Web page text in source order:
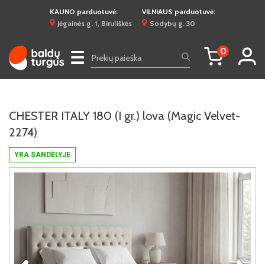
KAUNO parduotuvė:
Jėgainės g. 1, Biruliškės
VILNIAUS parduotuvė:
Sodybų g. 30
☰ 0
YRA SANDĖLYJE
CHESTER ITALY 180 (I gr.) lova (Magic Velvet-
2274)